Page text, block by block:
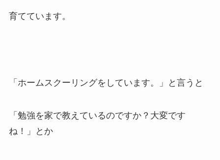
育てています。
「ホームスクーリングをしています。」と言うと
「勉強を家で教えているのですか？大変です
ね！」とか